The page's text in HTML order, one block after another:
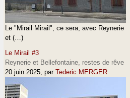
Le "Mirail Mirail", ce sera, avec Reynerie
et (…)
Le Mirail #3
Reynerie et Bellefontaine, restes de rêve
20 juin 2025, par Tederic MERGER